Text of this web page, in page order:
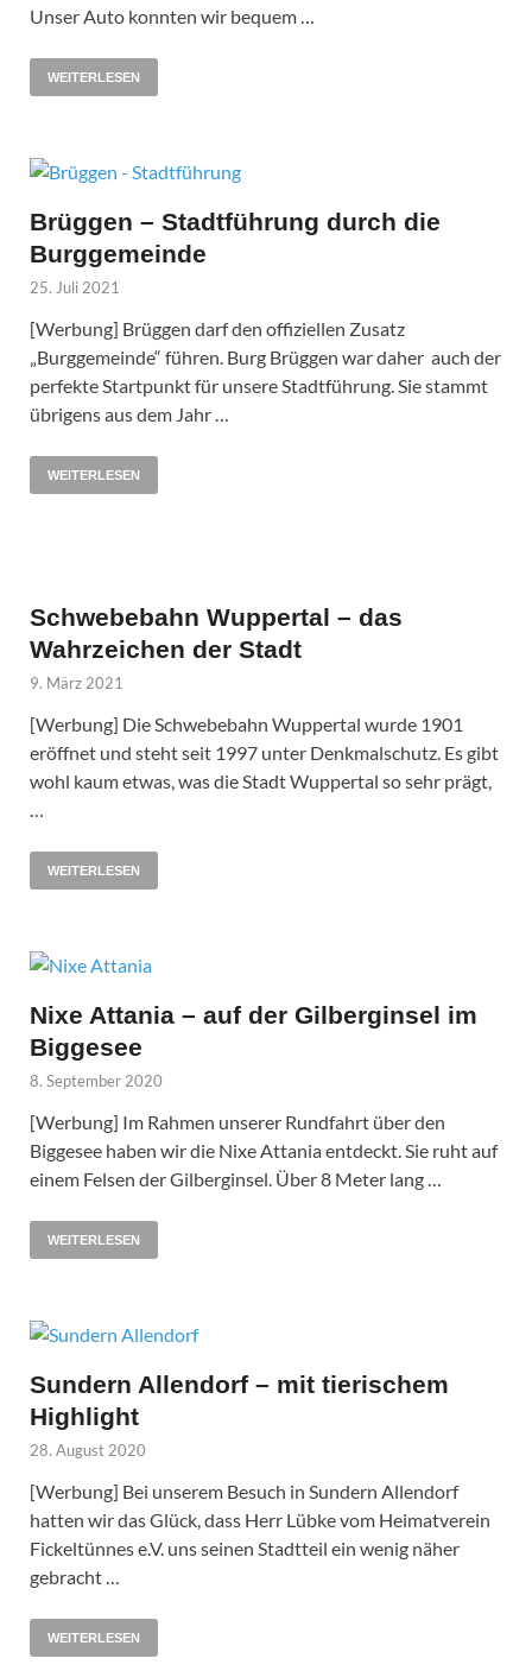
Unser Auto konnten wir bequem …
WEITERLESEN
Brüggen – Stadtführung durch die
Burggemeinde
25. Juli 2021
[Werbung] Brüggen darf den offiziellen Zusatz
„Burggemeinde“ führen. Burg Brüggen war daher auch der
perfekte Startpunkt für unsere Stadtführung. Sie stammt
übrigens aus dem Jahr …
WEITERLESEN
Schwebebahn Wuppertal – das
Wahrzeichen der Stadt
9. März 2021
[Werbung] Die Schwebebahn Wuppertal wurde 1901
eröffnet und steht seit 1997 unter Denkmalschutz. Es gibt
wohl kaum etwas, was die Stadt Wuppertal so sehr prägt,
WEITERLESEN
Nixe Attania – auf der Gilberginsel im
Biggesee
8. September 2020
[Werbung] Im Rahmen unserer Rundfahrt über den
Biggesee haben wir die Nixe Attania entdeckt. Sie ruht auf
einem Felsen der Gilberginsel. Über 8 Meter lang …
WEITERLESEN
Sundern Allendorf – mit tierischem
Highlight
28. August 2020
[Werbung] Bei unserem Besuch in Sundern Allendorf
hatten wir das Glück, dass Herr Lübke vom Heimatverein
Fickeltünnes e.V. uns seinen Stadtteil ein wenig näher
gebracht …
WEITERLESEN